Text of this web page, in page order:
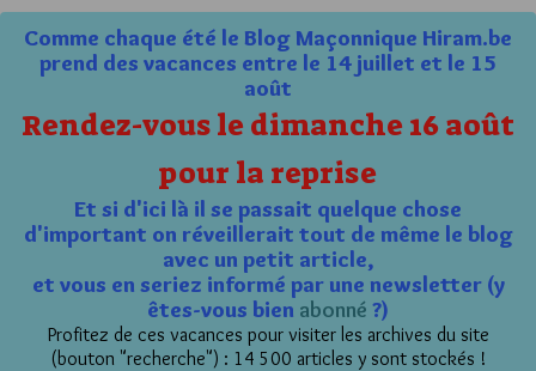
Comme chaque été le Blog Maçonnique Hiram.be
prend des vacances entre le 14 juillet et le 15
août
Rendez-vous le dimanche 16 août
pour la reprise
Et si d'ici là il se passait quelque chose
d'important on réveillerait tout de même le blog
avec un petit article,
et vous en seriez informé par une newsletter (y
êtes-vous bien abonné ?)
Profitez de ces vacances pour visiter les archives du site
(bouton "recherche") : 14 500 articles y sont stockés !